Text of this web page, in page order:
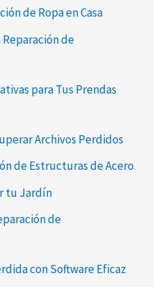
de Ropa en Casa
de
para Tus Prendas
Archivos Perdidos
de Estructuras de Acero
tu Jardín
de
con Software Eficaz